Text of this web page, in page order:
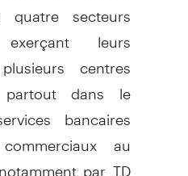
quatre secteurs
exerçant leurs
centres
dans le
bancaires
au
par TD